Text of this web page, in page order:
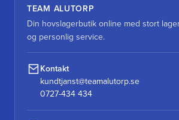
TEAM ALUTORP
Din hovslagerbutik online med stort
og personlig service.
Kontakt
kundtjanst@teamalutorp.se
0727-434 434